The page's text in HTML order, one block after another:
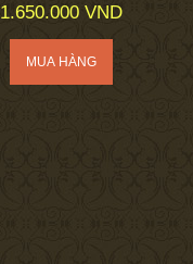
1.650.000 VND